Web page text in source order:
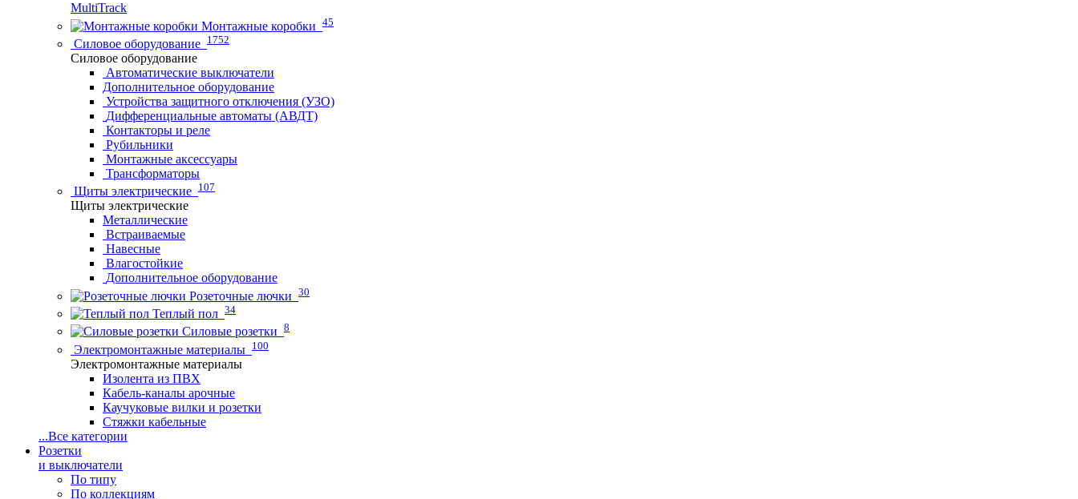
MultiTrack
Монтажные коробки 45
Силовое оборудование 1752
Силовое оборудование
Автоматические выключатели
Дополнительное оборудование
Устройства защитного отключения (УЗО)
Дифференциальные автоматы (АВДТ)
Контакторы и реле
Рубильники
Монтажные аксессуары
Трансформаторы
Щиты электрические 107
Щиты электрические
Металлические
Встраиваемые
Навесные
Влагостойкие
Дополнительное оборудование
Розеточные лючки 30
Теплый пол 34
Силовые розетки 8
Электромонтажные материалы 100
Электромонтажные материалы
Изолента из ПВХ
Кабель-каналы арочные
Каучуковые вилки и розетки
Стяжки кабельные
...Все категории
Розетки
и выключатели
По типу
По коллекциям